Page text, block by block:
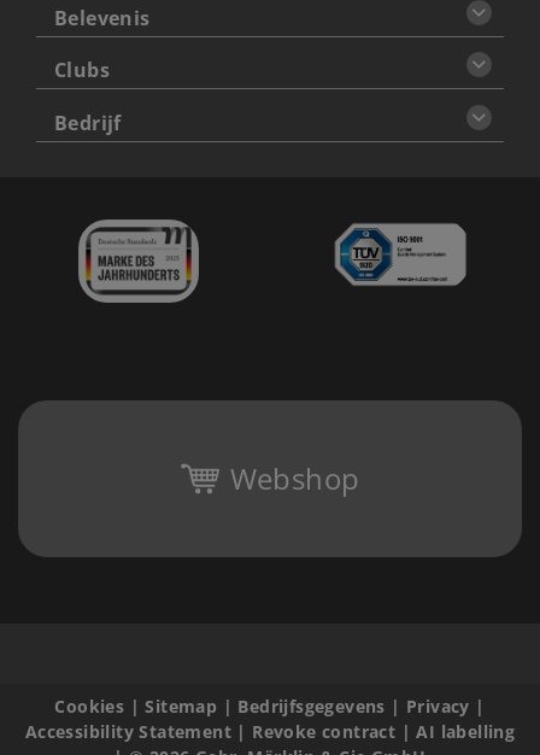
Belevenis
Clubs
Bedrijf
Webshop
Cookies |Sitemap | Bedrijfsgegevens | Privacy |
Accessibility Statement| Revoke contract |AI labelling